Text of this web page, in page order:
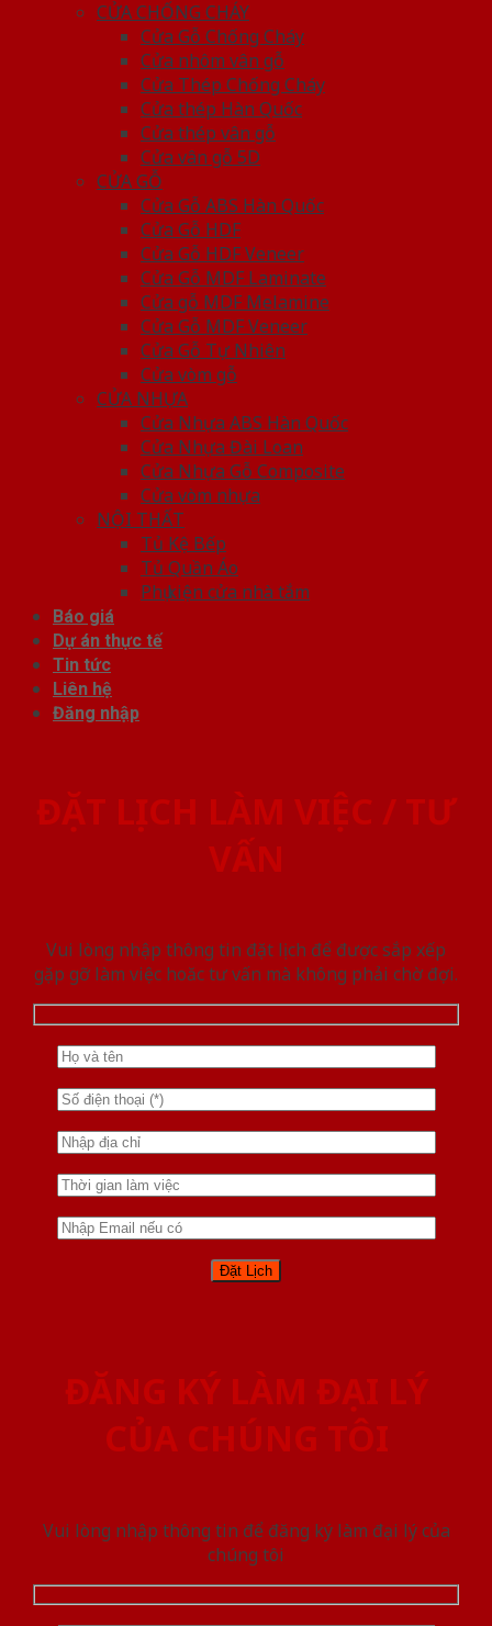
CỬA CHỐNG CHÁY
Cửa Gỗ Chống Cháy
Cửa nhôm vân gỗ
Cửa Thép Chống Cháy
Cửa thép Hàn Quốc
Cửa thép vân gỗ
Cửa vân gỗ 5D
CỬA GỖ
Cửa Gỗ ABS Hàn Quốc
Cửa Gỗ HDF
Cửa Gỗ HDF Veneer
Cửa Gỗ MDF Laminate
Cửa gỗ MDF Melamine
Cửa Gỗ MDF Veneer
Cửa Gỗ Tự Nhiên
Cửa vòm gỗ
CỬA NHỰA
Cửa Nhựa ABS Hàn Quốc
Cửa Nhựa Đài Loan
Cửa Nhựa Gỗ Composite
Cửa vòm nhựa
NỘI THẤT
Tủ Kệ Bếp
Tủ Quần Áo
Phụ kiện cửa nhà tắm
Báo giá
Dự án thực tế
Tin tức
Liên hệ
Đăng nhập
ĐẶT LỊCH LÀM VIỆC / TƯ
VẤN
Vui lòng nhập thông tin đặt lịch để được sắp xếp
gặp gỡ làm việc hoăc tư vấn mà không phải chờ đợi.
ĐĂNG KÝ LÀM ĐẠI LÝ
CỦA CHÚNG TÔI
Vui lòng nhập thông tin để đăng ký làm đại lý của
chúng tôi